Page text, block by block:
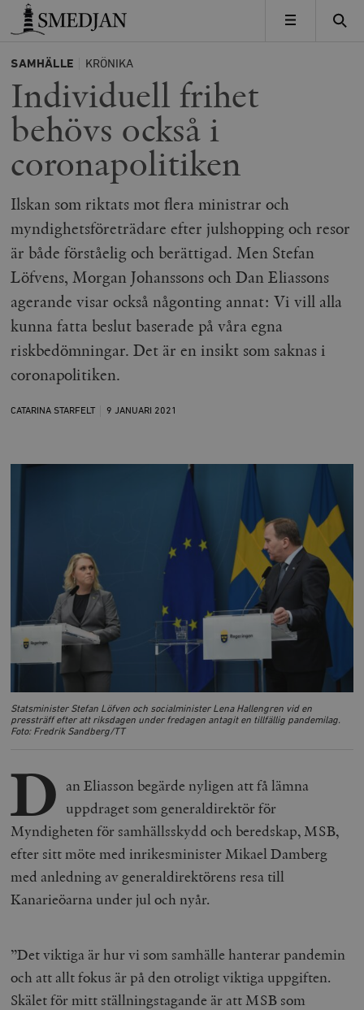
Timbro
MENY
SAMHÄLLE KRÖNIKA
Individuell frihet
behövs också i
coronapolitiken
Ilskan som riktats mot flera ministrar och
myndighetsföreträdare efter julshopping och resor
är både förståelig och berättigad. Men Stefan
Löfvens, Morgan Johanssons och Dan Eliassons
agerande visar också någonting annat: Vi vill alla
kunna fatta beslut baserade på våra egna
riskbedömningar. Det är en insikt som saknas i
coronapolitiken.
CATARINA STARFELT 9 JANUARI 2021
Statsminister Stefan Löfven och socialminister Lena Hallengren vid en
pressträff efter att riksdagen under fredagen antagit en tillfällig pandemilag.
Foto: Fredrik Sandberg/TT
D an Eliasson begärde nyligen att få lämna
uppdraget som generaldirektör för
Myndigheten för samhällsskydd och beredskap, MSB,
efter sitt möte med inrikesminister Mikael Damberg
med anledning av generaldirektörens resa till
Kanarieöarna under jul och nyår.
”Det viktiga är hur vi som samhälle hanterar pandemin
och att allt fokus är på den otroligt viktiga uppgiften.
Skälet för mitt ställningstagande är att MSB som